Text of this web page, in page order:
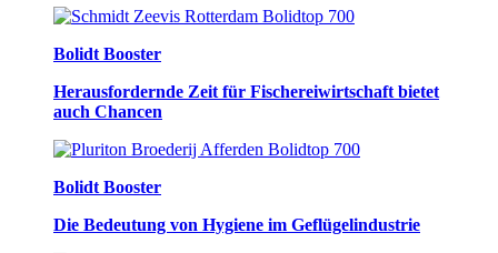
Bolidt Booster
Herausfordernde Zeit für Fischereiwirtschaft bietet
auch Chancen
Bolidt Booster
Die Bedeutung von Hygiene im Geflügelindustrie